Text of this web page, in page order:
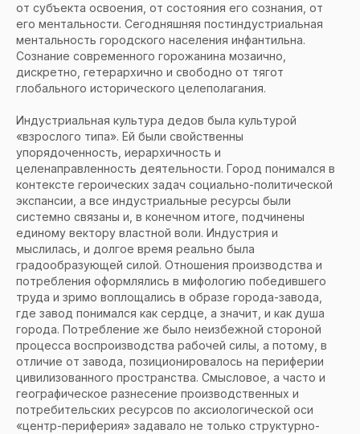
от субъекта освоения, от состояния его сознания, от
его ментальности. Сегодняшняя постиндустриальная
ментальность городского населения инфантильна.
Сознание современного горожанина мозаично,
дискретно, гетерархично и свободно от тягот
глобального исторического целеполагания.
Индустриальная культура дедов была культурой
«взрослого типа». Ей были свойственны
упорядоченность, иерархичность и
целенаправленность деятельности. Город понимался в
контексте героических задач социально-политической
экспансии, а все индустриальные ресурсы были
системно связаны и, в конечном итоге, подчинены
единому вектору властной воли. Индустрия и
мыслилась, и долгое время реально была
градообразующей силой. Отношения производства и
потребления оформлялись в мифологию победившего
труда и зримо воплощались в образе города-завода,
где завод понимался как сердце, а значит, и как душа
города. Потребление же было неизбежной стороной
процесса воспроизводства рабочей силы, а потому, в
отличие от завода, позиционировалось на периферии
цивилизованного пространства. Смысловое, а часто и
географическое разнесение производственных и
потребительских ресурсов по аксиологической оси
«центр-периферия» задавало не только структурно-